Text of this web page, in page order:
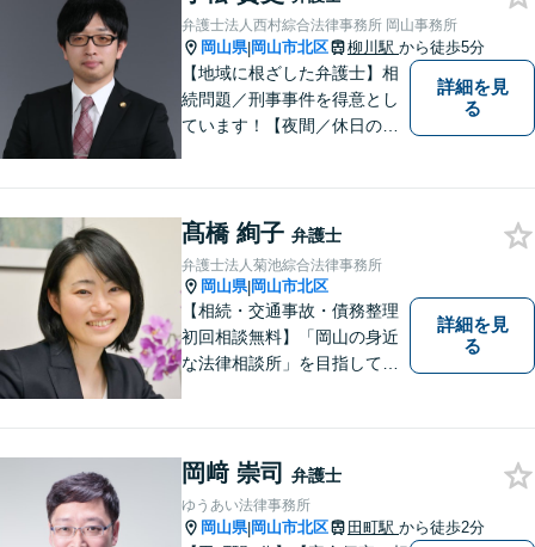
弁護士法人西村綜合法律事務所 岡山事務所
岡山県|岡山市北区 柳川駅 から徒歩5分
【地域に根ざした弁護士】相
続問題／刑事事件を得意とし
ています！【夜間／休日の相
詳細を見
る
髙橋 絢子 弁護士
弁護士法人菊池綜合法律事務所
岡山県|岡山市北区
【相続・交通事故・債務整理
初回相談無料】「岡山の身近
な法律相談所」を目指してい
んなささいなことでも構いま
せん。お気軽にご相談くださ
い。【土曜日も受付可能】
詳細を見
る
岡﨑 崇司 弁護士
ゆうあい法律事務所
岡山県|岡山市北区 田町駅 から徒歩2分